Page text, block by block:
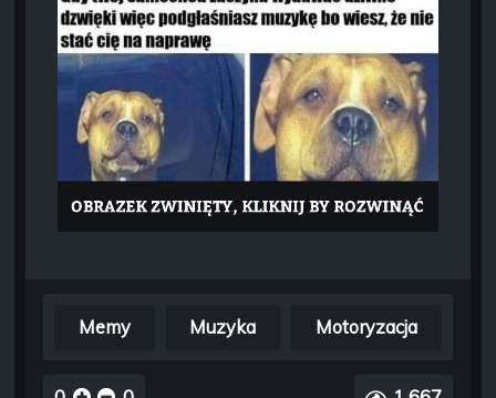
Memy Muzyka Motoryzacja